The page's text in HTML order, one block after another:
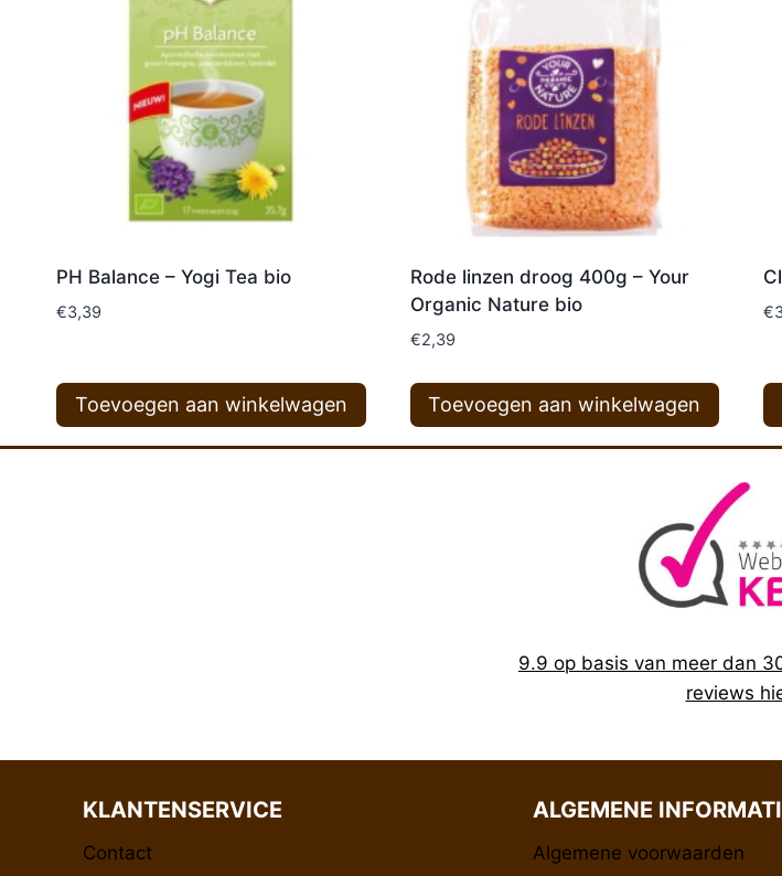
PH Balance – Yogi Tea bio
€3,39
Toevoegen aan winkelwagen
Rode linzen droog 400g – Your
Organic Nature bio
€2,39
Toevoegen aan winkelwagen
€
9.9 op basis van meer dan
reviews
KLANTENSERVICE
Contact
ALGEMENE
Algemene voorwaarden